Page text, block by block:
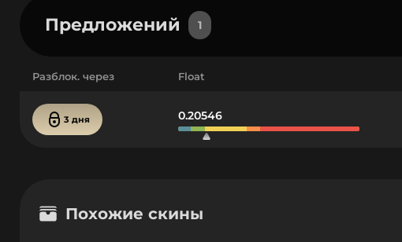
Предложений 1
Разблок. через Float
3 дня 0.20546
Похожие скины